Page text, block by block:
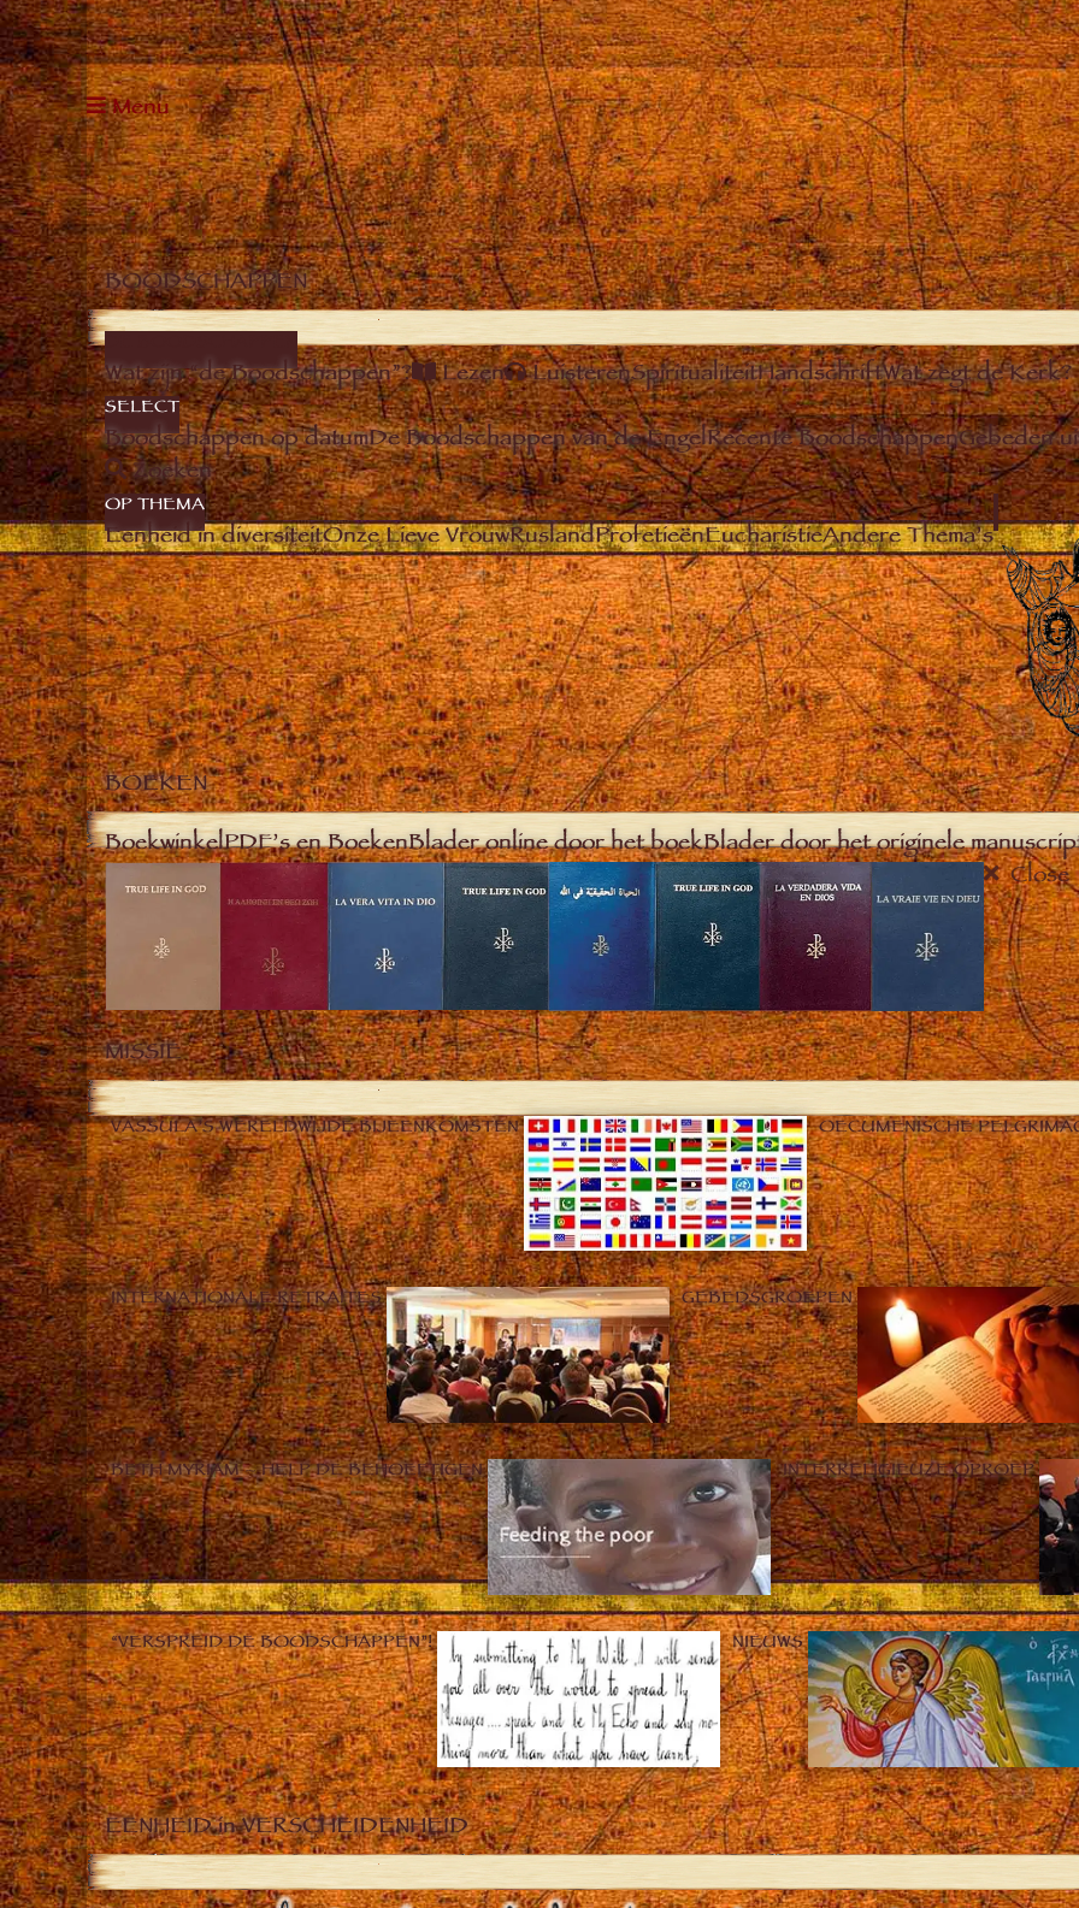
Menu
BOODSCHAPPEN
Wat zijn “de Boodschappen”? Lezen LuisterenSpiritualiteitHandschriftWat zegt de Kerk?
SELECT
Boodschappen op datumDe Boodschappen van de EngelRecente BoodschappenGebeden
Zoeken
OP THEMA
Eenheid in diversiteitOnze Lieve VrouwRuslandProfetieënEucharistieAndere Thema’s
BOEKEN
BoekwinkelPDF’s en BoekenBlader online door het boekBlader door het originele
Close
MISSIE
VASSULA’S WERELDWIJDE BIJEENKOMSTEN OECUMENISCHE
INTERNATIONALE RETRAITES GEBEDSGROEPEN
BETH MYRIAM – HELP DE BEHOEFTIGEN INTERRELIGIEUZE OPROEP
“VERSPREID DE BOODSCHAPPEN”! NIEUWS
EENHEID in VERSCHEIDENHEID